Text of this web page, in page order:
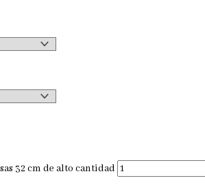
32 cm de alto cantidad